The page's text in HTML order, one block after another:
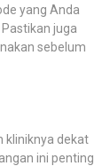
yang Anda
juga
sebelum
kliniknya dekat
ini penting